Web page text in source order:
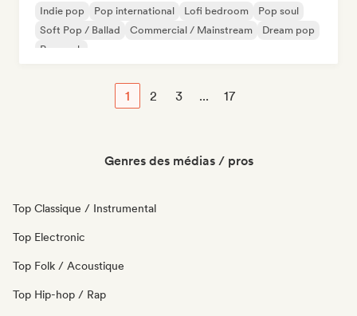
Indie pop Pop international Lofi bedroom
Pop soul
Soft Pop / Ballad
Commercial / Mainstream
Dream pop
Pop rock
1 2 3 ... 17
Genres des médias / pros
Top Classique / Instrumental
Top Electronic
Top Folk / Acoustique
Top Hip-hop / Rap